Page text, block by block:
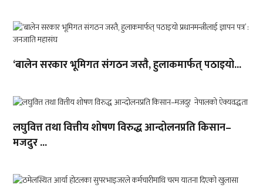
‘बालेन सरकार भूमिगत संगठन जस्तै, हुलाकमार्फत् पठाइयो...
लघुवित्त तथा वित्तीय शोषण विरुद्ध आन्दोलनप्रति किसान–
मजदुर ...